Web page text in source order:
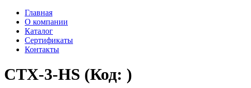
Главная
О компании
Каталог
Сертификаты
Контакты
CTX-3-HS (Код: )